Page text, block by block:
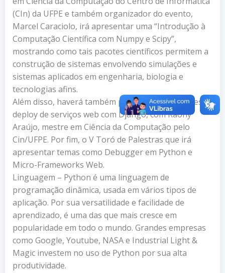
(CIn) da UFPE e também organizador do evento,
Marcel Caraciolo, irá apresentar uma “Introdução à
Computação Científica com Numpy e Scipy”,
mostrando como tais pacotes científicos permitem a
construção de sistemas envolvendo simulações e
sistemas aplicados em engenharia, biologia e
tecnologias afins.
Além disso, haverá também palestras sobre testes e
deploy de serviços web com Django, com Raony
Araújo, mestre em Ciência da Computação pelo
Cin/UFPE. Por fim, o V Toró de Palestras que irá
apresentar temas como Debugger em Python e
Micro-Frameworks Web.
Linguagem – Python é uma linguagem de
programação dinâmica, usada em vários tipos de
aplicação. Por sua versatilidade e facilidade de
aprendizado, é uma das que mais cresce em
popularidade em todo o mundo. Grandes empresas
como Google, Youtube, NASA e Industrial Light &
Magic investem no uso de Python por sua alta
produtividade.